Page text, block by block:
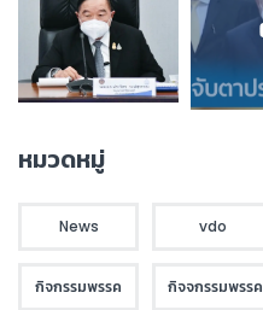
หมวดหมู่
News vdo
กิจกรรมพรรค กิจจกรรมพรรค